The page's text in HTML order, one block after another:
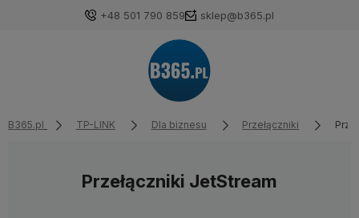
+48 501 790 859 sklep@b365.pl
B365.pl TP-LINK Dla biznesu Przełączniki
Przełączniki JetStream